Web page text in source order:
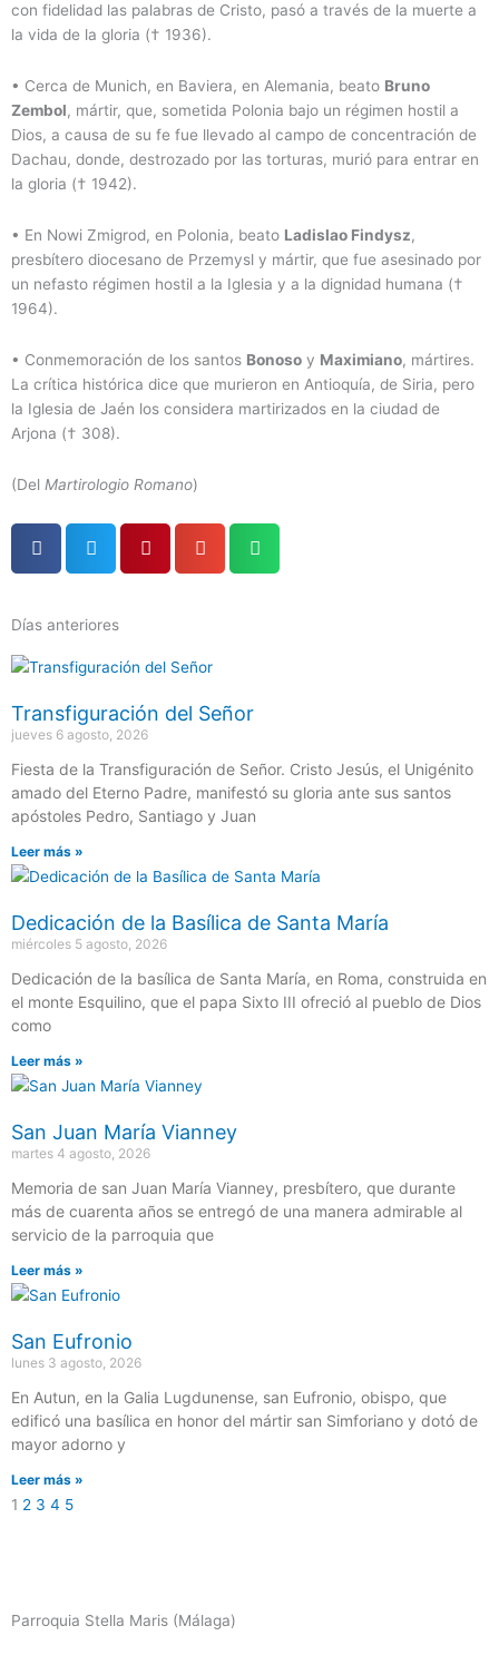
con fidelidad las palabras de Cristo, pasó a través de la muerte a
la vida de la gloria († 1936).
• Cerca de Munich, en Baviera, en Alemania, beato Bruno
Zembol, mártir, que, sometida Polonia bajo un régimen hostil a
Dios, a causa de su fe fue llevado al campo de concentración de
Dachau, donde, destrozado por las torturas, murió para entrar en
la gloria († 1942).
• En Nowi Zmigrod, en Polonia, beato Ladislao Findysz,
presbítero diocesano de Przemysl y mártir, que fue asesinado por
un nefasto régimen hostil a la Iglesia y a la dignidad humana (†
1964).
• Conmemoración de los santos Bonoso y Maximiano, mártires.
La crítica histórica dice que murieron en Antioquía, de Siria, pero
la Iglesia de Jaén los considera martirizados en la ciudad de
Arjona († 308).
(Del Martirologio Romano)
Días anteriores
Transfiguración del Señor
jueves 6 agosto, 2026
Fiesta de la Transfiguración de Señor. Cristo Jesús, el Unigénito
amado del Eterno Padre, manifestó su gloria ante sus santos
apóstoles Pedro, Santiago y Juan
Leer más »
Dedicación de la Basílica de Santa María
miércoles 5 agosto, 2026
Dedicación de la basílica de Santa María, en Roma, construida en
el monte Esquilino, que el papa Sixto III ofreció al pueblo de Dios
como
Leer más »
San Juan María Vianney
martes 4 agosto, 2026
Memoria de san Juan María Vianney, presbítero, que durante
más de cuarenta años se entregó de una manera admirable al
servicio de la parroquia que
Leer más »
San Eufronio
lunes 3 agosto, 2026
En Autun, en la Galia Lugdunense, san Eufronio, obispo, que
edificó una basílica en honor del mártir san Simforiano y dotó de
mayor adorno y
Leer más »
Página
1
Página
2
Página
3
Página
4
Página
5
Parroquia Stella Maris (Málaga)